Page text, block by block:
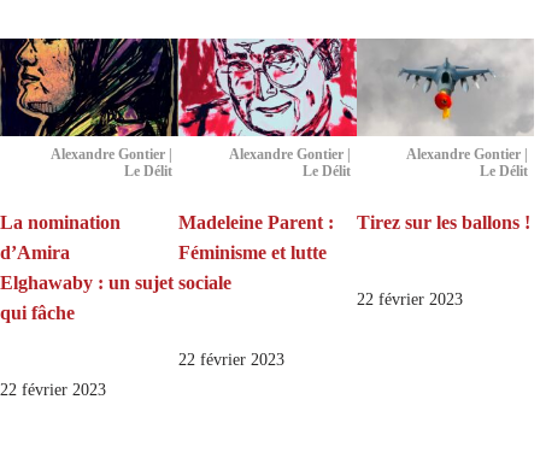
Alexandre Gontier |
Le Délit
La nomination
d’Amira
Elghawaby : un sujet
qui fâche
22 février 2023
Alexandre Gontier |
Le Délit
Madeleine Parent :
Féminisme et lutte
sociale
22 février 2023
Alexandre Gontier |
Le Délit
Tirez sur les ballons !
22 février 2023